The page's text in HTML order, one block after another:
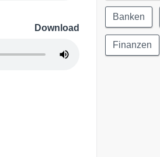
Download
Banken
Finanzen